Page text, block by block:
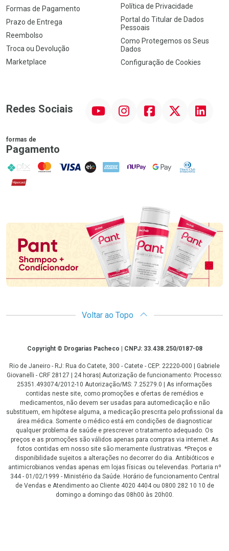
Formas de Pagamento
Prazo de Entrega
Reembolso
Troca ou Devolução
Marketplace
Política de Privacidade
Portal do Titular de Dados
Pessoais
Como Protegemos os Seus
Dados
Configuração de Cookies
Redes Sociais InstagramFacebookTwitter Linkedin
formas de
Pagamento
PIX MasterCard
VISA ELO AMEX NuPay Google PayDiners Club
Hipercard
Promoção em Destaque
Voltar ao Topo
CopyrightCopyright © Drogarias Pacheco | CNPJ: 33.438.250/0187-08
Rio de Janeiro - RJ: Rua do Catete, 300 - Catete - CEP: 22220-000 | Gabriele
Giovanelli - CRF 28127 | 24 horas| Autorização de funcionamento: Processo:
25351.493074/2012-10 Autorização/MS: 7.25279.0 | As informações
contidas neste site, como promoções e ofertas de remédios e
medicamentos, não devem ser usadas para automedicação e não
substituem, em hipótese alguma, a medicação prescrita pelo profissional da
área médica. Somente o médico está em condições de diagnosticar
qualquer problema de saúde e prescrever o tratamento adequado. Os
preços e as promoções são válidos apenas para compras via internet. As
fotos contidas em nosso site são meramente ilustrativas. *Preços e
disponibilidade sujeitos a alterações no decorrer do dia. Antibióticos e
antimicrobianos vendas apenas em lojas físicas ou televendas. Portaria nº
344 - 01/02/1999 - Ministério da Saúde. Horário de funcionamento Central
de Vendas e Atendimento ao Cliente 4020 4404 ou 0800 282 10 10 de
domingo a domingo das 08h00 às 20h00.